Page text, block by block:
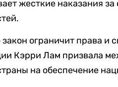
жесткие наказания
ограничит права и
Кэрри Лам призвала
на обеспечение